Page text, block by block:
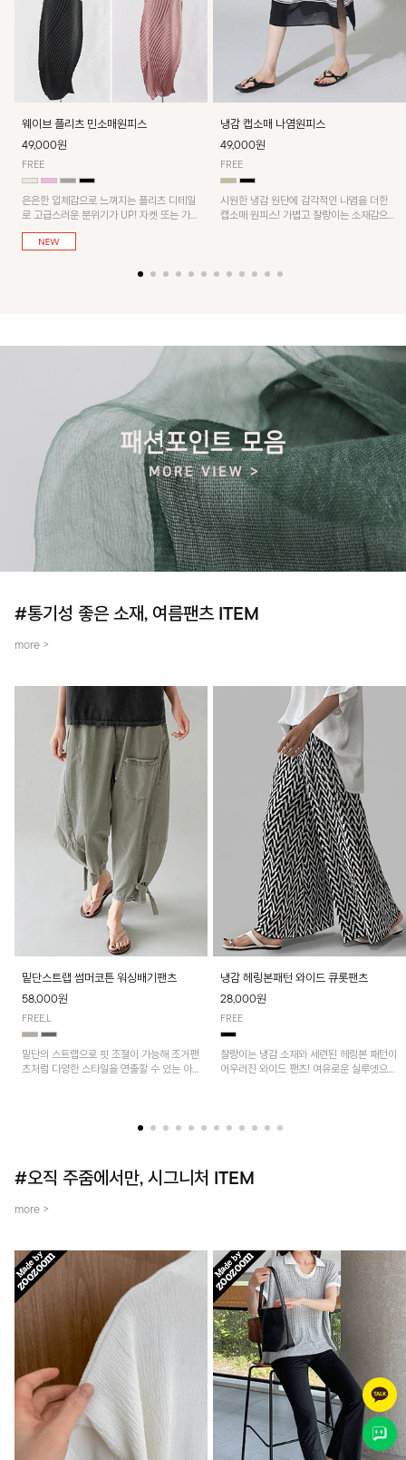
웨이브 플리츠 민소매원피스
49,000원
FREE
은은한 입체감으로 느껴지는 플리츠 디테일
로 고급스러운 분위기가 UP! 자켓 또는 가디
건과 같이 매치해도 잘 어울린답니다!
냉감 캡소매 나염원피스
49,000원
FREE
시원한 냉감 원단에 감각적인 나염을 더한
캡소매 원피스! 가볍고 찰랑이는 소재감으로
#통기성 좋은 소재, 여름팬츠 ITEM
more >
밑단스트랩 썸머코튼 워싱배기팬츠
58,000원
FREE,L
밑단의 스트랩으로 핏 조절이 가능해 조거팬
츠처럼 다양한 스타일을 연출할 수 있는 아
냉감 헤링본패턴 와이드 큐롯팬츠
28,000원
FREE
찰랑이는 냉감 소재와 세련된 헤링본 패턴이
어우러진 와이드 팬츠! 여유로운 실루엣으로
#오직 주줌에서만, 시그니처 ITEM
more >